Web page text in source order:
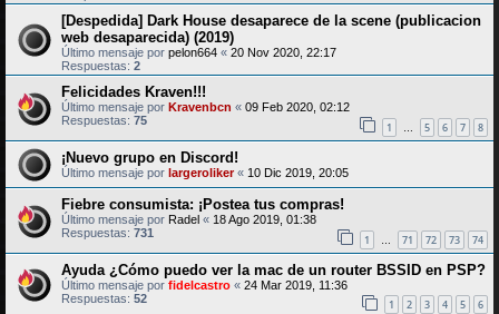
[Despedida] Dark House desaparece de la scene (publicacion
web desaparecida) (2019)
Último mensaje por pelon664 « 20 Nov 2020, 22:17
Respuestas: 2
Felicidades Kraven!!!
Último mensaje por Kravenbcn « 09 Feb 2020, 02:12
Respuestas: 75 1 … 5 6 7 8
¡Nuevo grupo en Discord!
Último mensaje por largeroliker« 10 Dic 2019, 20:05
Fiebre consumista: ¡Postea tus compras!
Último mensaje por Radel « 18 Ago 2019, 01:38
Respuestas: 731 1 … 71 72 73 74
Ayuda ¿Cómo puedo ver la mac de un router BSSID en PSP?
Último mensaje por fidelcastro « 24 Mar 2019, 11:36
Respuestas: 52 1 2 3 4 5 6